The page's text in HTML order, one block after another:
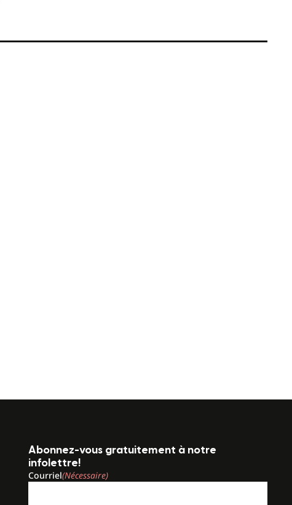
Abonnez-vous gratuitement à notre
infolettre!
Courriel(Nécessaire)